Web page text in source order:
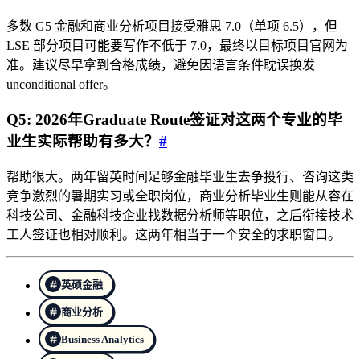
多数 G5 金融和商业分析项目接受雅思 7.0（单项 6.5），但
LSE 部分项目可能要写作不低于 7.0，最终以目标项目官网为
准。建议尽早拿到合格成绩，避免因语言条件耽误换发
unconditional offer。
Q5: 2026年Graduate Route签证对这两个专业的毕
业生实际帮助有多大？ #
帮助很大。两年留英时间足够金融毕业生去争投行、咨询这类
竞争激烈的暑期实习或全职岗位，商业分析毕业生则能从容在
科技公司、金融科技企业找数据分析师等职位，之后衔接技术
工人签证也相对顺利。这两年相当于一个安全的求职窗口。
英硕金融
商业分析
Business Analytics